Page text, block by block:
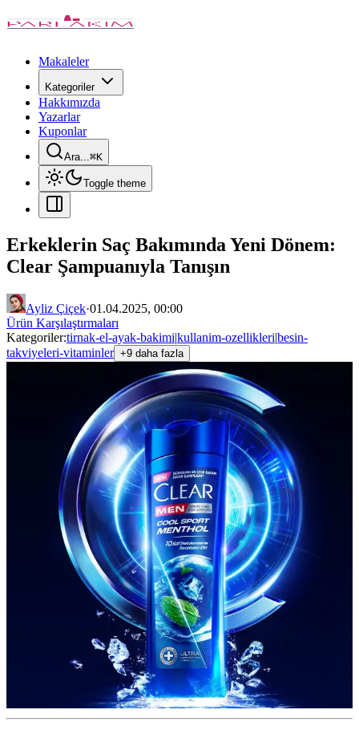
Makaleler
Kategoriler
Hakkımızda
Yazarlar
Kuponlar
Ara...⌘K
Toggle theme
Erkeklerin Saç Bakımında Yeni Dönem:
Clear Şampuanıyla Tanışın
Ayliz Çiçek·01.04.2025, 00:00
Ürün Karşılaştırmaları
Kategoriler:tirnak-el-ayak-bakimi|kullanim-ozellikleri|besin-
takviyeleri-vitaminler +9 daha fazla